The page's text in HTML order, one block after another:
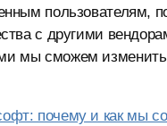
пользователям,
с другими
мы сможем
почему и как мы